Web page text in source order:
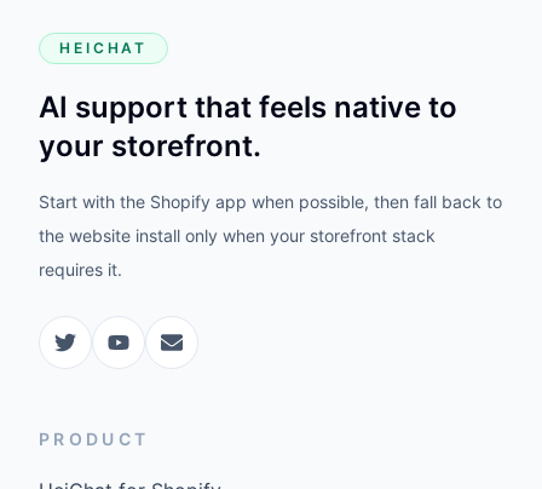
HEICHAT
AI support that feels native to
your storefront.
Start with the Shopify app when possible, then fall back to
the website install only when your storefront stack
requires it.
PRODUCT